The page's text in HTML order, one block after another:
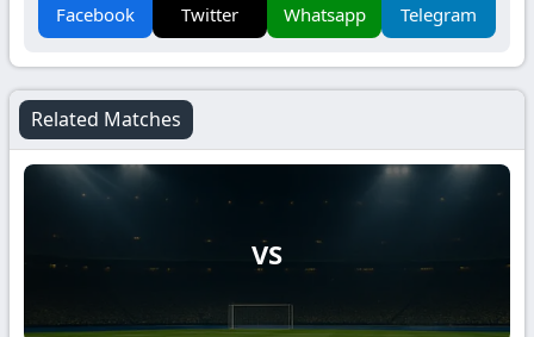
Facebook Twitter Whatsapp Telegram
Related Matches
VS